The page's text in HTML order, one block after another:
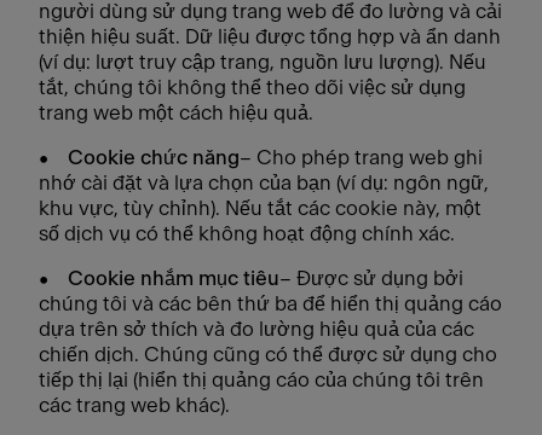
người dùng sử dụng trang web để đo lường và cải
thiện hiệu suất. Dữ liệu được tổng hợp và ẩn danh
(ví dụ: lượt truy cập trang, nguồn lưu lượng). Nếu
tắt, chúng tôi không thể theo dõi việc sử dụng
trang web một cách hiệu quả.
• Cookie chức năng– Cho phép trang web ghi
nhớ cài đặt và lựa chọn của bạn (ví dụ: ngôn ngữ,
khu vực, tùy chỉnh). Nếu tắt các cookie này, một
số dịch vụ có thể không hoạt động chính xác.
• Cookie nhắm mục tiêu– Được sử dụng bởi
chúng tôi và các bên thứ ba để hiển thị quảng cáo
dựa trên sở thích và đo lường hiệu quả của các
chiến dịch. Chúng cũng có thể được sử dụng cho
tiếp thị lại (hiển thị quảng cáo của chúng tôi trên
các trang web khác).